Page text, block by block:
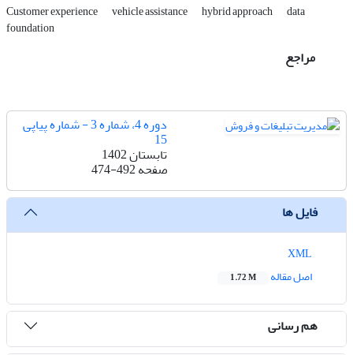
Customer experience vehicle assistance hybrid approach data
foundation
مراجع
دوره 4، شماره 3 - شماره پیاپی
15
تابستان 1402
صفحه474-492
فایل ها
اصل مقاله
1.72 M
هم رسانی